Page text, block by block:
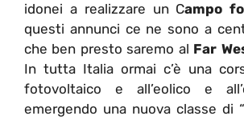
idonei a realizzare un Campo
questi annunci ce ne sono a
che ben presto saremo al Far
In tutta Italia ormai c’è una
fotovoltaico e all’eolico e
emergendo una nuova classe di “